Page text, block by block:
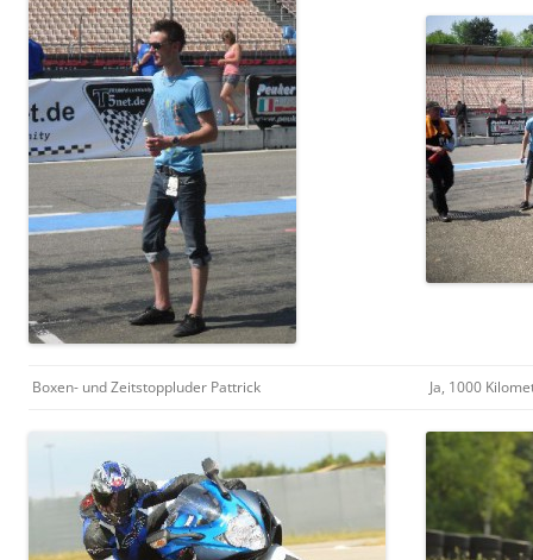
Boxen- und Zeitstoppluder Pattrick Ja, 1000